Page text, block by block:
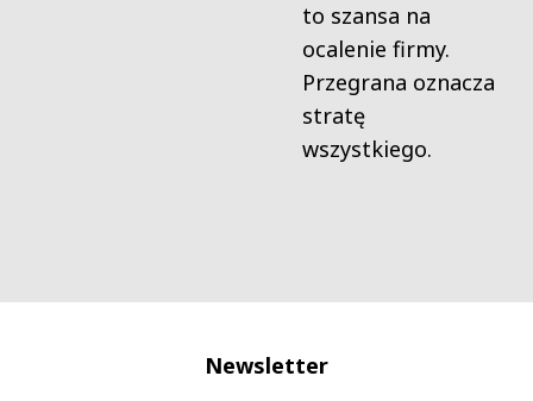
to szansa na
ocalenie firmy.
Przegrana oznacza
stratę
wszystkiego.
Newsletter